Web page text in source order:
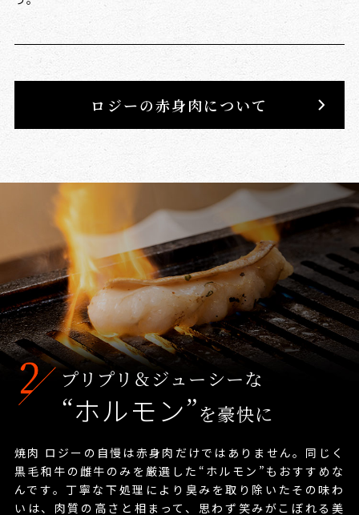
ロジーの赤身肉について
プリプリ＆ジューシーな
“ホルモン”を豪快に
焼肉 ロジーの自慢は赤身肉だけではありません。 同じく
黒毛和牛の雌牛のみを厳選した“ホルモン”もおすすめな
んです。 丁寧な下処理により臭みを取り除いたその味わ
いは、肉質の高さと相まって、思わず笑みがこぼれる美